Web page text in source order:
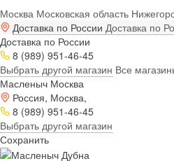
Москва Московская область
Доставка по России Доставка по
Доставка по России
8 (989) 951-46-45
Выбрать другой магазин Все
Масленыч Москва
Россия, Москва,
8 (989) 951-46-45
Выбрать другой магазин
Сохранить